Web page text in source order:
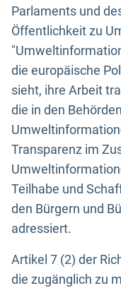
Parlaments und
Öffentlichkeit zu
die europäische
sieht, ihre Arbeit
die in den
Transparenz im
Teilhabe und
den Bürgern und
adressiert.
Artikel 7 (2) der
die zugänglich zu